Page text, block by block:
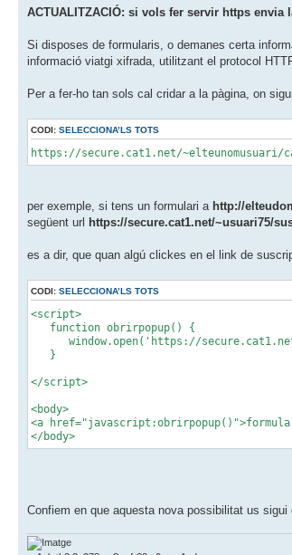
ACTUALITZACIÓ: si vols fer servir https
Si disposes de formularis, o demanes certa
informació viatgi xifrada, utilitzant el protocol
Per a fer-ho tan sols cal cridar a la pàgina, on
CODI: SELECCIONA’LS TOTS
https://secure.cat1.net/~elteunomusuari/
per exemple, si tens un formulari a http://
següent url https://secure.cat1.net/~usuari75/
es a dir, que quan algú clickes en el link de
CODI: SELECCIONA’LS TOTS
<script>
function obrirpopup() {
window.open('https://
}
</script>
<body>
<a
</body>
Confiem en que aquesta nova possibilitat us sigui